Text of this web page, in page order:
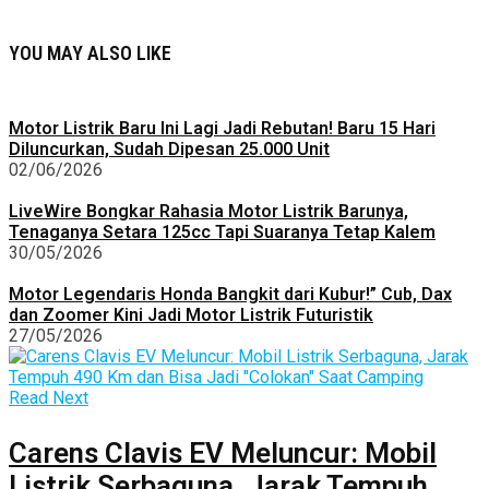
YOU MAY ALSO LIKE
Motor Listrik Baru Ini Lagi Jadi Rebutan! Baru 15 Hari
Diluncurkan, Sudah Dipesan 25.000 Unit
02/06/2026
LiveWire Bongkar Rahasia Motor Listrik Barunya,
Tenaganya Setara 125cc Tapi Suaranya Tetap Kalem
30/05/2026
Motor Legendaris Honda Bangkit dari Kubur!” Cub, Dax
dan Zoomer Kini Jadi Motor Listrik Futuristik
27/05/2026
Read Next
Carens Clavis EV Meluncur: Mobil